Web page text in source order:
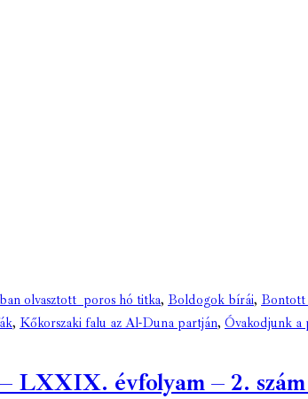
olvasztott poros hó titka, Boldogok bírái, Bontott
, Kőkorszaki falu az Al-Duna partján, Óvakodjunk a
LXXIX. évfolyam – 2.